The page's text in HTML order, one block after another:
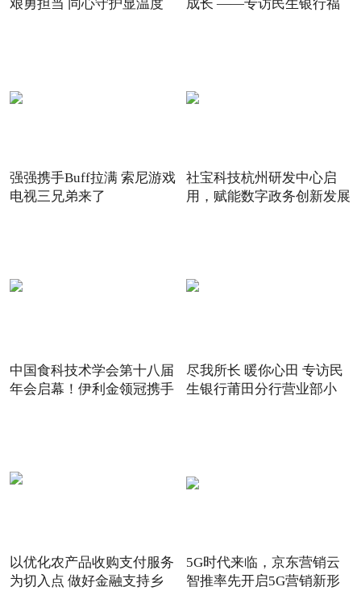
艰勇担当 同心守护显温度
成长 ——专访民生银行福
强强携手Buff拉满 索尼游戏
电视三兄弟来了
社宝科技杭州研发中心启
用，赋能数字政务创新发展
中国食科技术学会第十八届
年会启幕！伊利金领冠携手
尽我所长 暖你心田 专访民
生银行莆田分行营业部小
以优化农产品收购支付服务
为切入点 做好金融支持乡
5G时代来临，京东营销云
智推率先开启5G营销新形